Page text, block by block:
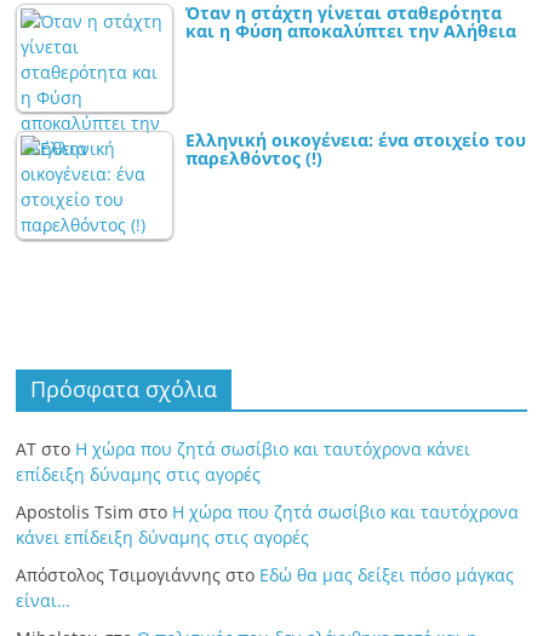
Όταν η στάχτη γίνεται σταθερότητα
και η Φύση αποκαλύπτει την Αλήθεια
Ελληνική οικογένεια: ένα στοιχείο του
παρελθόντος (!)
Πρόσφατα σχόλια
ΑΤ στο Η χώρα που ζητά σωσίβιο και ταυτόχρονα κάνει
επίδειξη δύναμης στις αγορές
Apostolis Tsim στο Η χώρα που ζητά σωσίβιο και ταυτόχρονα
κάνει επίδειξη δύναμης στις αγορές
Απόστολος Τσιμογιάννης στο Εδώ θα μας δείξει πόσο μάγκας
είναι…